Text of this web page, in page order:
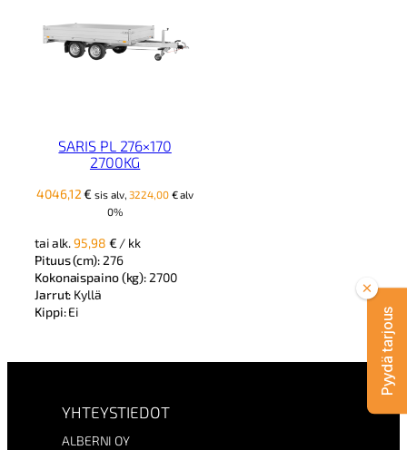
SARIS PL 276×170
2700KG
4046,12€ sis alv,3224,00 €alv
0%
tai alk.95,98 € / kk
Pituus (cm): 276
Kokonaispaino (kg): 2700
Jarrut: Kyllä
Kippi:Ei
YHTEYSTIEDOT
ALBERNI OY
Pyydä tarjous